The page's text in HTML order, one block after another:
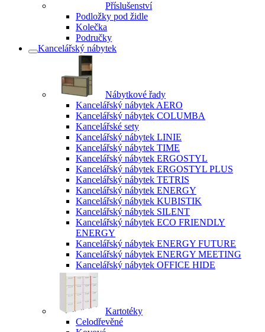
Příslušenství
Podložky pod židle
Kolečka
Područky
Kancelářský nábytek
Nábytkové řady
Kancelářský nábytek AERO
Kancelářský nábytek COLUMBA
Kancelářské sety
Kancelářský nábytek LINIE
Kancelářský nábytek TIME
Kancelářský nábytek ERGOSTYL
Kancelářský nábytek ERGOSTYL PLUS
Kancelářský nábytek TETRIS
Kancelářský nábytek ENERGY
Kancelářský nábytek KUBISTIK
Kancelářský nábytek SILENT
Kancelářský nábytek ECO FRIENDLY
ENERGY
Kancelářský nábytek ENERGY FUTURE
Kancelářský nábytek ENERGY MEETING
Kancelářský nábytek OFFICE HIDE
Kartotéky
Celodřevěné